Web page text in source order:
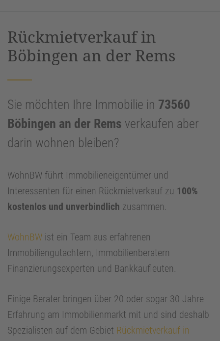
Rückmietverkauf in
Böbingen an der Rems
Sie möchten Ihre Immobilie in 73560
Böbingen an der Rems verkaufen aber
darin wohnen bleiben?
WohnBW führt Immobilieneigentümer und
Interessenten für einen Rückmietverkauf zu 100%
kostenlos und unverbindlich zusammen.
WohnBW ist ein Team aus erfahrenen
Immobiliengutachtern, Immobilienberatern
Finanzierungsexperten und Bankkaufleuten.
Einige Berater bringen über 20 oder sogar 30 Jahre
Erfahrung am Immobilienmarkt mit und sind deshalb
Spezialisten auf dem Gebiet Rückmietverkauf in